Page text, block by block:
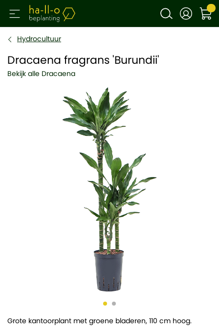
Hydrocultuur
Dracaena fragrans 'Burundii'
Bekijk alle Dracaena
Grote kantoorplant met groene bladeren, 110 cm hoog.